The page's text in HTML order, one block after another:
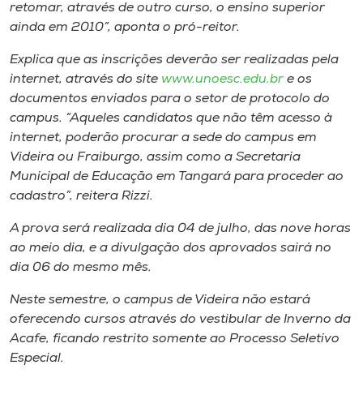
retomar, através de outro curso, o ensino superior
ainda em 2010”, aponta o pró-reitor.
Explica que as inscrições deverão ser realizadas pela
internet, através do site www.unoesc.edu.br e os
documentos enviados para o setor de protocolo do
campus. “Aqueles candidatos que não têm acesso à
internet, poderão procurar a sede do campus em
Videira ou Fraiburgo, assim como a Secretaria
Municipal de Educação em Tangará para proceder ao
cadastro”, reitera Rizzi.
A prova será realizada dia 04 de julho, das nove horas
ao meio dia, e a divulgação dos aprovados sairá no
dia 06 do mesmo mês.
Neste semestre, o campus de Videira não estará
oferecendo cursos através do vestibular de Inverno da
Acafe, ficando restrito somente ao Processo Seletivo
Especial.